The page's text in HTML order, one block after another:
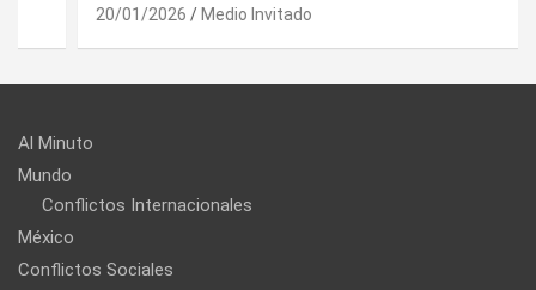
20/01/2026 Medio Invitado
Al Minuto
Mundo
Conflictos Internacionales
México
Conflictos Sociales